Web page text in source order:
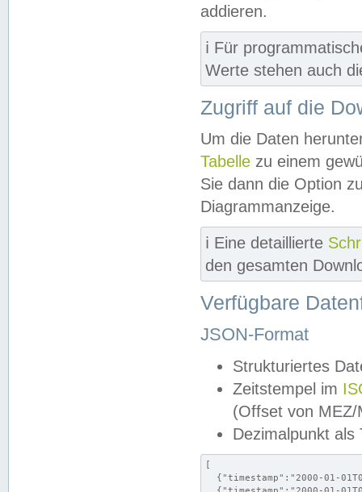
addieren.
ℹ️ Für
Werte stehen auch
Zugriff auf die
Um die Daten
Tabelle zu einem
Sie dann die Option
Diagrammanzeige.
ℹ️ Eine detaillierte
den gesamten
Verfügbare
JSON-Format
Strukturiertes
Zeitstempel im
(Offset von MEZ/
Dezimalpunkt als
[
{"timestamp":"2000-01-